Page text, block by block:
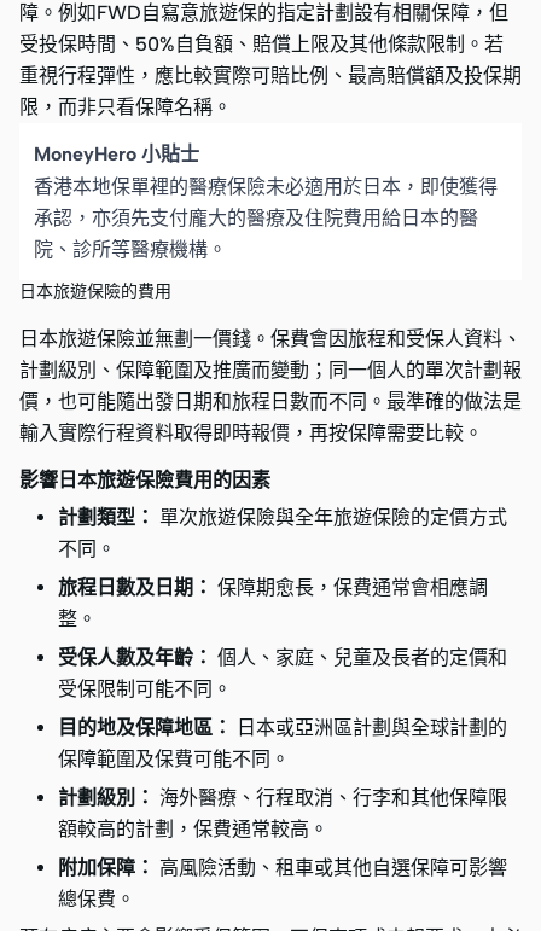
障。例如FWD自寫意旅遊保的指定計劃設有相關保障，但
受投保時間、50%自負額、賠償上限及其他條款限制。若
重視行程彈性，應比較實際可賠比例、最高賠償額及投保期
限，而非只看保障名稱。
MoneyHero 小貼士
香港本地保單裡的醫療保險未必適用於日本，即使獲得
承認，亦須先支付龐大的醫療及住院費用給日本的醫
院、診所等醫療機構。
日本旅遊保險的費用
日本旅遊保險並無劃一價錢。保費會因旅程和受保人資料、
計劃級別、保障範圍及推廣而變動；同一個人的單次計劃報
價，也可能隨出發日期和旅程日數而不同。最準確的做法是
輸入實際行程資料取得即時報價，再按保障需要比較。
影響日本旅遊保險費用的因素
計劃類型： 單次旅遊保險與全年旅遊保險的定價方式
不同。
旅程日數及日期： 保障期愈長，保費通常會相應調
整。
受保人數及年齡： 個人、家庭、兒童及長者的定價和
受保限制可能不同。
目的地及保障地區：
日本或亞洲區計劃與全球計劃的
保障範圍及保費可能不同。
計劃級別： 海外醫療、行程取消、行李和其他保障限
額較高的計劃，保費通常較高。
附加保障： 高風險活動、租車或其他自選保障可影響
總保費。